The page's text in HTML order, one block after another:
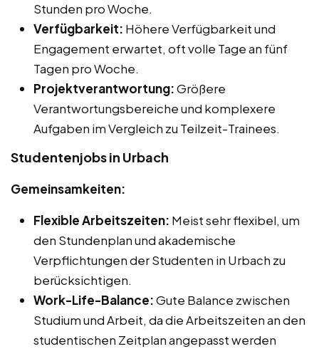
Stunden pro Woche.
Verfügbarkeit: Höhere Verfügbarkeit und
Engagement erwartet, oft volle Tage an fünf
Tagen pro Woche.
Projektverantwortung:Größere
Verantwortungsbereiche und komplexere
Aufgaben im Vergleich zu Teilzeit-Trainees.
Studentenjobs in Urbach
Gemeinsamkeiten:
Flexible Arbeitszeiten: Meist sehr flexibel, um
den Stundenplan und akademische
Verpflichtungen der Studenten in Urbach zu
berücksichtigen.
Work-Life-Balance:Gute Balance zwischen
Studium und Arbeit, da die Arbeitszeiten an den
studentischen Zeitplan angepasst werden